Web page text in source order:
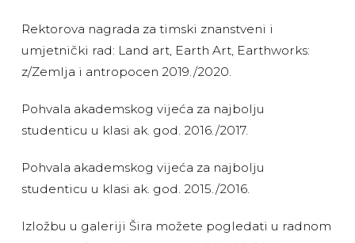
Rektorova nagrada za timski znanstveni i
umjetnički rad: Land art, Earth Art, Earthworks:
z/Zemlja i antropocen 2019./2020.
Pohvala akademskog vijeća za najbolju
studenticu u klasi ak. god. 2016./2017.
Pohvala akademskog vijeća za najbolju
studenticu u klasi ak. god. 2015./2016.
Izložbu u galeriji Šira možete pogledati u radnom